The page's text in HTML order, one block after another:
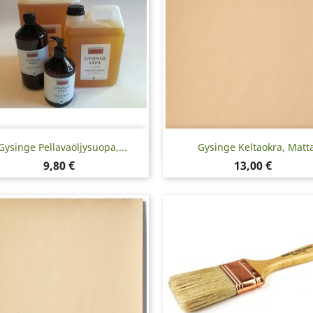
Pellavaöljysuopa,...
Hinta
9,80 €
 Pikakatselu Gysinge Keltaokra,
Hinta
13,00 €
Pikakatselu